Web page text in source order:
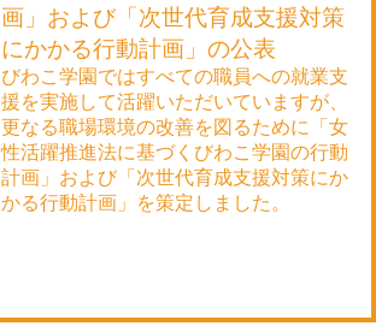
画」および「次世代育成支援対策
にかかる行動計画」の公表
びわこ学園ではすべての職員への就業支
援を実施して活躍いただいていますが、
更なる職場環境の改善を図るために「女
性活躍推進法に基づくびわこ学園の行動
計画」および「次世代育成支援対策にか
かる行動計画」を策定しました。